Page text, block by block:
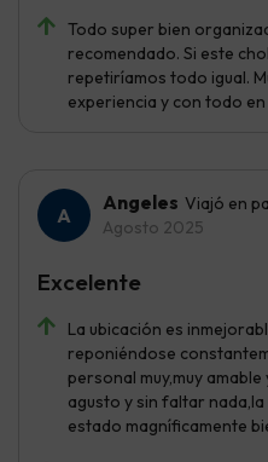
Todo super bien
recomendado. Si este
repetiríamos todo igual.
experiencia y con todo
Angeles Viajó en
Agosto 2025
La ubicación es
reponiéndose
personal muy,muy
agusto y sin faltar
estado magníficamente
Excelente